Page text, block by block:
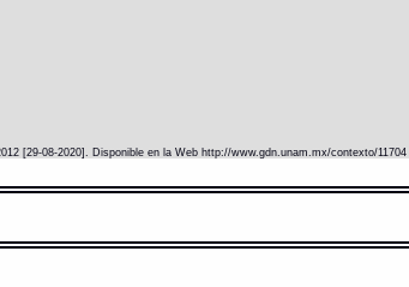
[29-08-2020]. Disponible en la Web http://www.gdn.unam.mx/contexto/11704